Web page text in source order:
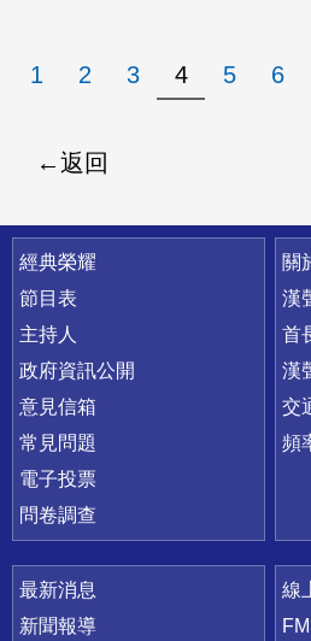
1 2 3 4 5 6
返回
快速連結
經典榮耀
節目表
主持人
政府資訊公開
意見信箱
常見問題
電子投票
問卷調查
關
漢
首
漢
交
頻
最新消息
新聞報導
線
FM